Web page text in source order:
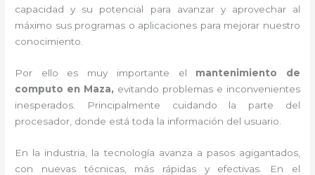
capacidad y su potencial para avanzar y aprovechar al
máximo sus programas o aplicaciones para mejorar nuestro
conocimiento.
Por ello es muy importante el mantenimiento de
computo en Maza, evitando problemas e inconvenientes
inesperados. Principalmente cuidando la parte del
procesador, donde está toda la información del usuario.
En la industria, la tecnología avanza a pasos agigantados,
con nuevas técnicas, más rápidas y efectivas . En el